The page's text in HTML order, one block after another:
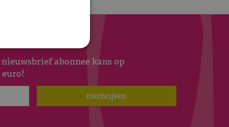
abonnee kans op